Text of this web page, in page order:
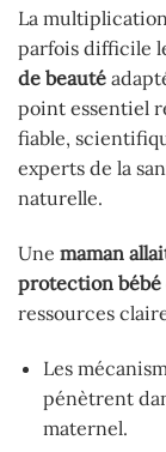
La
parfois difficile
de beauté
point essentiel
fiable,
experts de la
naturelle.
Une maman
protection bébé
ressources
Les
pénètrent
maternel.